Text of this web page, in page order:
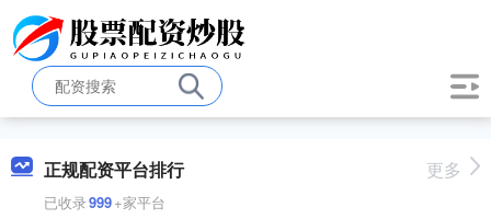
正规配资平台排行
已收录999+家平台
更多